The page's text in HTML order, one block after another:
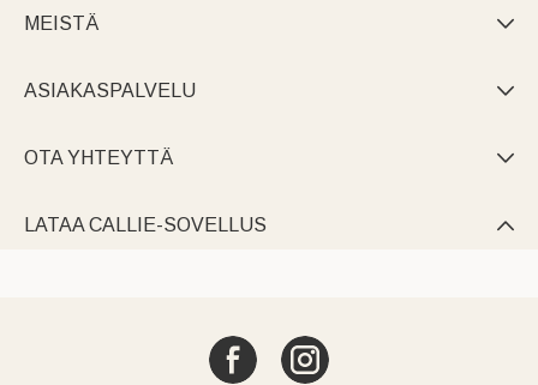
MEISTÄ 
ASIAKASPALVELU 
OTA YHTEYTTÄ 
LATAA CALLIE-SOVELLUS 